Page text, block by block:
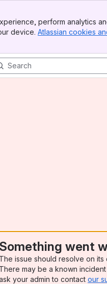
perform analytics
device. Atlassian cookies
Something went
The issue should resolve on
There may be a known
your admin to contact our